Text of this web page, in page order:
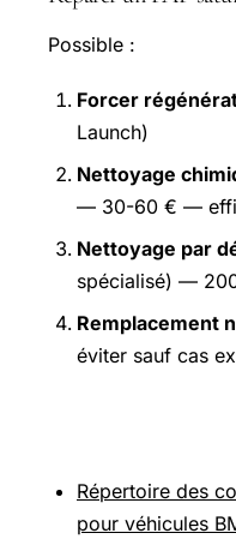
Possible :
Forcer
Launch)
Nettoyage
— 30-60 € —
Nettoyage par
spécialisé) —
Remplacement
éviter sauf cas
Répertoire des
pour véhicules